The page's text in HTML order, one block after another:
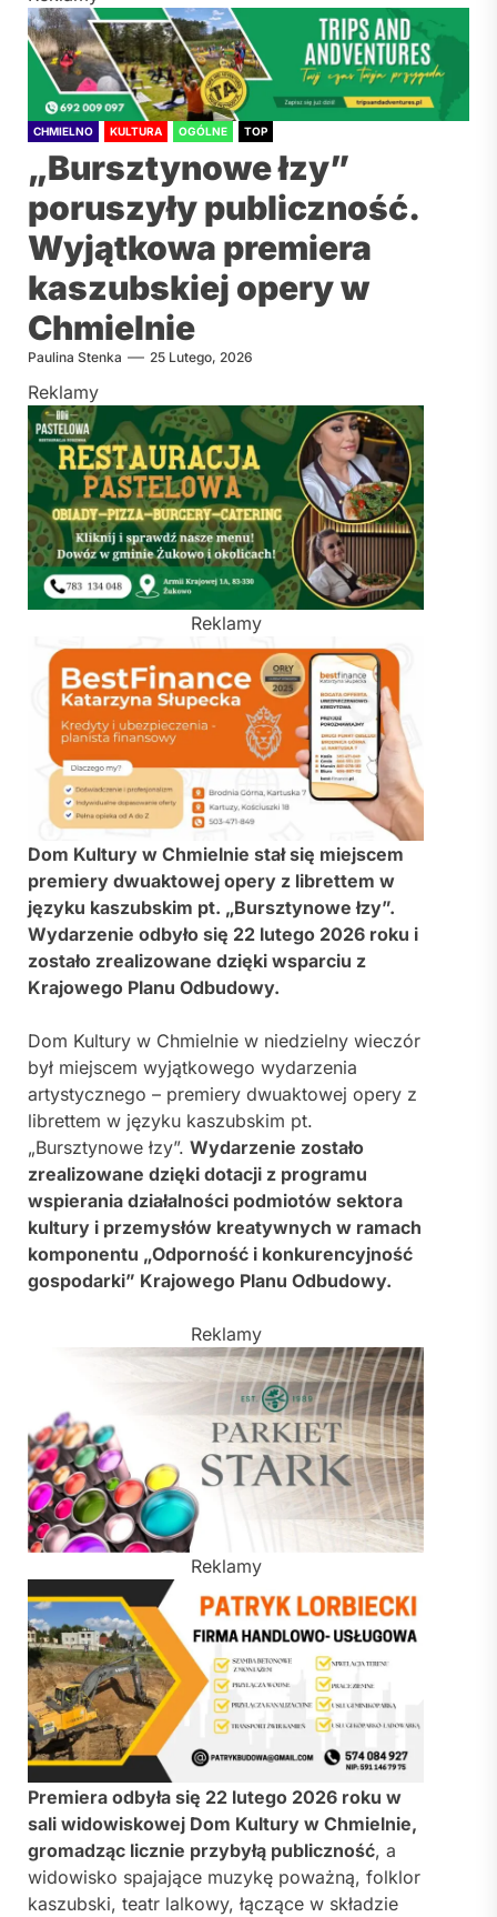
CHMIELNO KULTURA OGÓLNE TOP
„Bursztynowe łzy”
poruszyły publiczność.
Wyjątkowa premiera
kaszubskiej opery w
Chmielnie
Paulina Stenka 25 Lutego, 2026
Reklamy
Reklamy
Dom Kultury w Chmielnie stał się miejscem
premiery dwuaktowej opery z librettem w
języku kaszubskim pt. „Bursztynowe łzy”.
Wydarzenie odbyło się 22 lutego 2026 roku i
zostało zrealizowane dzięki wsparciu z
Krajowego Planu Odbudowy.
Dom Kultury w Chmielnie w niedzielny wieczór
był miejscem wyjątkowego wydarzenia
artystycznego – premiery dwuaktowej opery z
librettem w języku kaszubskim pt.
„Bursztynowe łzy”. Wydarzenie zostało
zrealizowane dzięki dotacji z programu
wspierania działalności podmiotów sektora
kultury i przemysłów kreatywnych w ramach
komponentu „Odporność i konkurencyjność
gospodarki” Krajowego Planu Odbudowy.
Reklamy
Reklamy
Premiera odbyła się 22 lutego 2026 roku w
sali widowiskowej Dom Kultury w Chmielnie,
gromadząc licznie przybyłą publiczność, a
widowisko spajające muzykę poważną, folklor
kaszubski, teatr lalkowy, łączące w składzie